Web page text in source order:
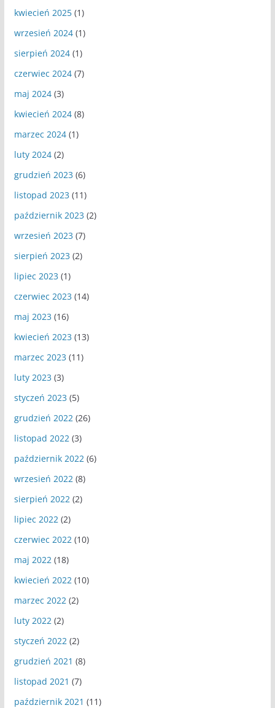
kwiecień 2025(1)
wrzesień 2024(1)
sierpień 2024(1)
czerwiec 2024(7)
maj 2024(3)
kwiecień 2024(8)
marzec 2024(1)
luty 2024(2)
grudzień 2023 (6)
listopad 2023 (11)
październik 2023 (2)
wrzesień 2023 (7)
sierpień 2023 (2)
lipiec 2023 (1)
czerwiec 2023 (14)
maj 2023 (16)
kwiecień 2023 (13)
marzec 2023 (11)
luty 2023 (3)
styczeń 2023 (5)
grudzień 2022 (26)
listopad 2022 (3)
październik 2022 (6)
wrzesień 2022 (8)
sierpień 2022 (2)
lipiec 2022 (2)
czerwiec 2022 (10)
maj 2022 (18)
kwiecień 2022 (10)
marzec 2022 (2)
luty 2022 (2)
styczeń 2022 (2)
grudzień 2021 (8)
listopad 2021 (7)
październik 2021 (11)